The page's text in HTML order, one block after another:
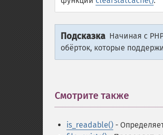
Подсказка Начиная с
обёрток, которые
Смотрите также
is_readable() -